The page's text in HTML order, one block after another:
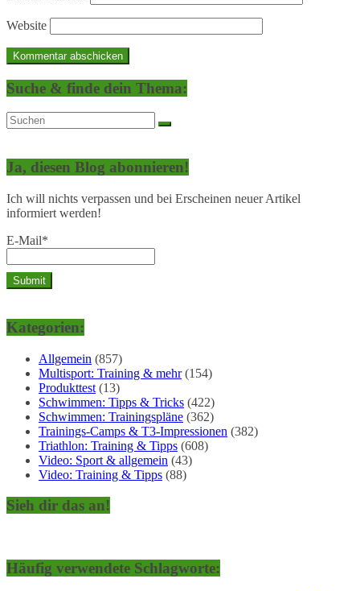
Website
Suche & finde dein Thema:
Ja, diesen Blog abonnieren!
Ich will nichts verpassen und bei Erscheinen neuer Artikel
informiert werden!
E-Mail*
Kategorien:
Allgemein (857)
Multisport: Training & mehr(154)
Produkttest (13)
Schwimmen: Tipps & Tricks (422)
Schwimmen: Trainingspläne (362)
Trainings-Camps & T3-Impressionen (382)
Triathlon: Training & Tipps (608)
Video: Sport & allgemein (43)
Video: Training & Tipps (88)
Sieh dir das an!
Häufig verwendete Schlagworte: